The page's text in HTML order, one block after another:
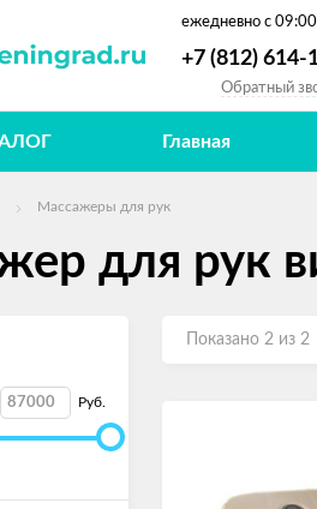
ежедневно с
+7 (812) 614-
Обратный
Главная
Массажеры для рук
для рук
Руб.
Показано 2 из 2